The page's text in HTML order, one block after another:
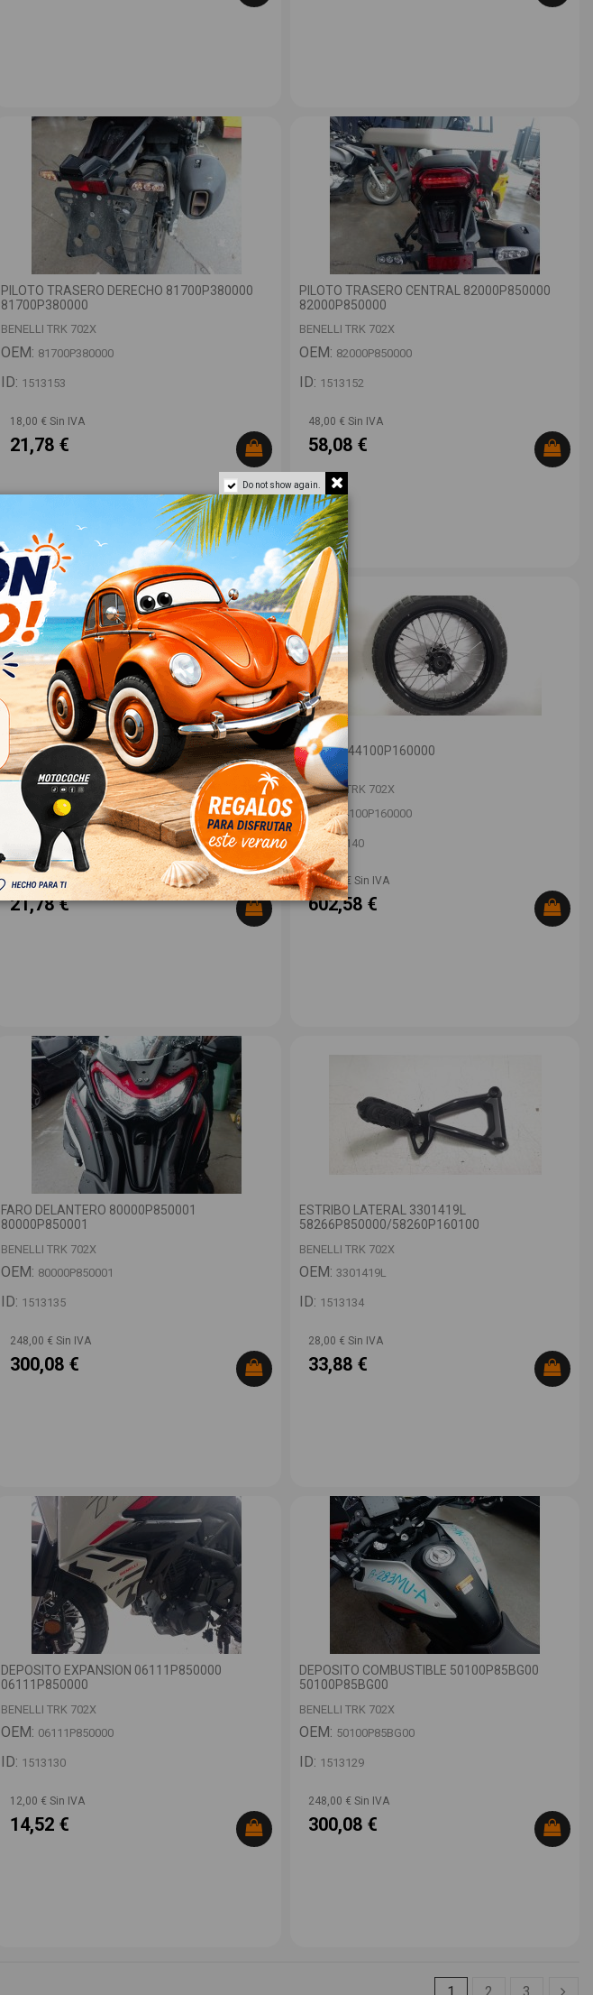
PILOTO TRASERO DERECHO 81700P380000
81700P380000
BENELLI TRK 702X
OEM: 81700P380000
ID: 1513153
18,00 € Sin IVA
21,78 €
PILOTO TRASERO CENTRAL 82000P850000
82000P850000
BENELLI TRK 702X
OEM: 82000P850000
ID: 1513152
48,00 € Sin IVA
58,08 €
MANETA EXTERIOR DELANTERA IZQUIERDA
MANETA MANETA
BENELLI TRK 702X
OEM: MANETA
1513142
18,00 € Sin IVA
21,78 €
LLANTA 44100P160000
BENELLI TRK 702X
OEM:44100P160000
ID:1513140
498,00 € Sin IVA
602,58 €
FARO DELANTERO 80000P850001
80000P850001
BENELLI TRK 702X
OEM: 80000P850001
ID: 1513135
248,00 € Sin IVA
300,08 €
ESTRIBO LATERAL 3301419L
58266P850000/58260P160100
BENELLI TRK 702X
OEM: 3301419L
ID: 1513134
28,00 € Sin IVA
33,88 €
DEPOSITO EXPANSION 06111P850000
06111P850000
BENELLI TRK 702X
OEM: 06111P850000
ID: 1513130
12,00 € Sin IVA
14,52 €
DEPOSITO COMBUSTIBLE 50100P85BG00
50100P85BG00
BENELLI TRK 702X
OEM: 50100P85BG00
ID: 1513129
248,00 € Sin IVA
300,08 €
Do not show again.